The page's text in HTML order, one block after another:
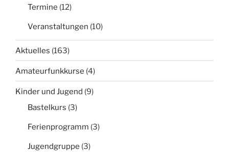
Termine (12)
Veranstaltungen (10)
Aktuelles (163)
Amateurfunkkurse (4)
Kinder und Jugend (9)
Bastelkurs (3)
Ferienprogramm (3)
Jugendgruppe (3)